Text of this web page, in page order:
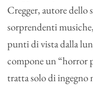
Cregger, autore dello
sorprendenti
punti di vista dalla
compone un “horror
tratta solo di ingegno